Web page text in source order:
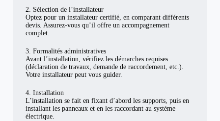
2. Sélection de l’installateur
Optez pour un installateur certifié, en comparant différents
devis. Assurez-vous qu’il offre un accompagnement
complet.
3. Formalités administratives
Avant l’installation, vérifiez les démarches requises
(déclaration de travaux, demande de raccordement, etc.).
Votre installateur peut vous guider.
4. Installation
L’installation se fait en fixant d’abord les supports, puis en
installant les panneaux et en les raccordant au système
électrique.